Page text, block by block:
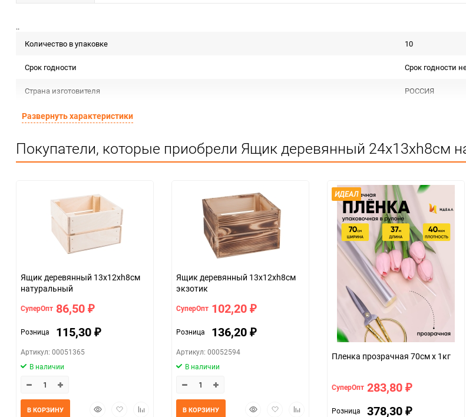
..
Количество в упаковке
10
Срок годности Срок годности
Страна изготовителя РОССИЯ
Предназначение товара
Особые условия Сухое,
1
Количество в коробке 1
Единица измерения шт
Развернуть характеристики
Покупатели, которые приобрели Ящик деревянный 24х13хh8см
Ящик деревянный 13х12хh8см
натуральный
СуперОпт 86,50 ₽
Розница 115,30 ₽
Артикул: 00051365
В наличии
БыстрыйДобавитьДобавить
В КОРЗИНУ
Ящик деревянный 13х12хh8см
экзотик
СуперОпт 102,20 ₽
Розница 136,20 ₽
Артикул: 00052594
В наличии
БыстрыйДобавитьДобавить
В КОРЗИНУ
ИДЕАЛ
Пленка прозрачная 70см х 1кг
СуперОпт 283,80 ₽
Розница 378,30 ₽